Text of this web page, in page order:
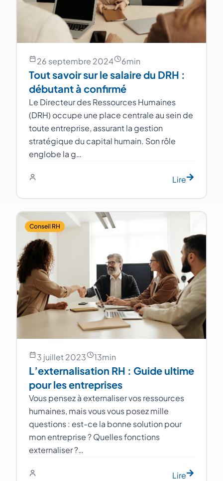
26 septembre 2024 6min
Tout savoir sur le salaire du DRH :
débutant à confirmé
Le Directeur des Ressources Humaines
(DRH) occupe une place centrale au sein de
toute entreprise, assurant la gestion
stratégique du capital humain. Son rôle
englobe la g…
Lire
Conseil RH
3 juillet 2023 13min
L’externalisation RH : Guide ultime
pour les entreprises
Vous pensez à externaliser vos ressources
humaines, mais vous vous posez mille
questions : est-ce la bonne solution pour
mon entreprise ? Quelles fonctions
externaliser ?…
Lire